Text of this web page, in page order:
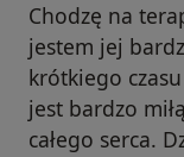
Chodzę na
jestem jej
krótkiego
jest bardzo
całego serca.